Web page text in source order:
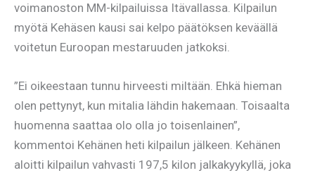
voimanoston MM-kilpailuissa Itävallassa. Kilpailun
myötä Kehäsen kausi sai kelpo päätöksen keväällä
voitetun Euroopan mestaruuden jatkoksi.
”Ei oikeestaan tunnu hirveesti miltään. Ehkä hieman
olen pettynyt, kun mitalia lähdin hakemaan. Toisaalta
huomenna saattaa olo olla jo toisenlainen”,
kommentoi Kehänen heti kilpailun jälkeen. Kehänen
aloitti kilpailun vahvasti 197,5 kilon jalkakyykyllä, joka